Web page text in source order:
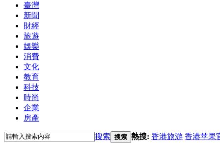
臺灣
新聞
財經
旅遊
娛樂
消費
文化
教育
科技
時尚
企業
房產
搜索 搜索 熱搜: 香港旅游 香港苹果